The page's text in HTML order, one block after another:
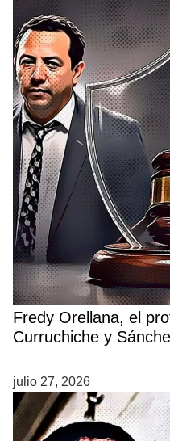
Fredy Orellana, el
Curruchiche y
julio 27, 2026